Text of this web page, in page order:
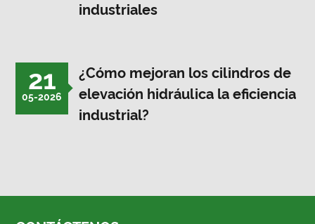
industriales
¿Cómo mejoran los cilindros de
elevación hidráulica la eficiencia
industrial?
21
05-2026